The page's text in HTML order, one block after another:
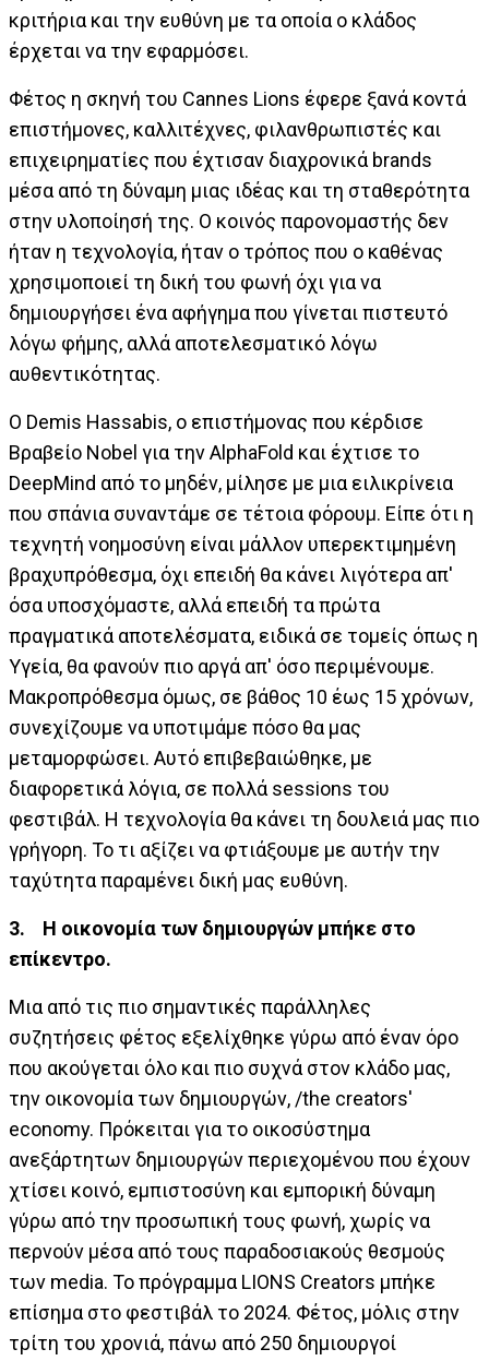
κριτήρια και την ευθύνη με τα οποία ο κλάδος
έρχεται να την εφαρμόσει.
Φέτος η σκηνή του Cannes Lions έφερε ξανά κοντά
επιστήμονες, καλλιτέχνες, φιλανθρωπιστές και
επιχειρηματίες που έχτισαν διαχρονικά brands
μέσα από τη δύναμη μιας ιδέας και τη σταθερότητα
στην υλοποίησή της. Ο κοινός παρονομαστής δεν
ήταν η τεχνολογία, ήταν ο τρόπος που ο καθένας
χρησιμοποιεί τη δική του φωνή όχι για να
δημιουργήσει ένα αφήγημα που γίνεται πιστευτό
λόγω φήμης, αλλά αποτελεσματικό λόγω
αυθεντικότητας.
Ο Demis Hassabis, ο επιστήμονας που κέρδισε
Βραβείο Nobel για την AlphaFold και έχτισε το
DeepMind από το μηδέν, μίλησε με μια ειλικρίνεια
που σπάνια συναντάμε σε τέτοια φόρουμ. Είπε ότι η
τεχνητή νοημοσύνη είναι μάλλον υπερεκτιμημένη
βραχυπρόθεσμα, όχι επειδή θα κάνει λιγότερα απ'
όσα υποσχόμαστε, αλλά επειδή τα πρώτα
πραγματικά αποτελέσματα, ειδικά σε τομείς όπως η
Υγεία, θα φανούν πιο αργά απ' όσο περιμένουμε.
Μακροπρόθεσμα όμως, σε βάθος 10 έως 15 χρόνων,
συνεχίζουμε να υποτιμάμε πόσο θα μας
μεταμορφώσει. Αυτό επιβεβαιώθηκε, με
διαφορετικά λόγια, σε πολλά sessions του
φεστιβάλ. Η τεχνολογία θα κάνει τη δουλειά μας πιο
γρήγορη. Το τι αξίζει να φτιάξουμε με αυτήν την
ταχύτητα παραμένει δική μας ευθύνη.
3. Η οικονομία των δημιουργών μπήκε στο
επίκεντρο.
Μια από τις πιο σημαντικές παράλληλες
συζητήσεις φέτος εξελίχθηκε γύρω από έναν όρο
που ακούγεται όλο και πιο συχνά στον κλάδο μας,
την οικονομία των δημιουργών, /the creators'
economy. Πρόκειται για το οικοσύστημα
ανεξάρτητων δημιουργών περιεχομένου που έχουν
χτίσει κοινό, εμπιστοσύνη και εμπορική δύναμη
γύρω από την προσωπική τους φωνή, χωρίς να
περνούν μέσα από τους παραδοσιακούς θεσμούς
των media. Το πρόγραμμα LIONS Creators μπήκε
επίσημα στο φεστιβάλ το 2024. Φέτος, μόλις στην
τρίτη του χρονιά, πάνω από 250 δημιουργοί